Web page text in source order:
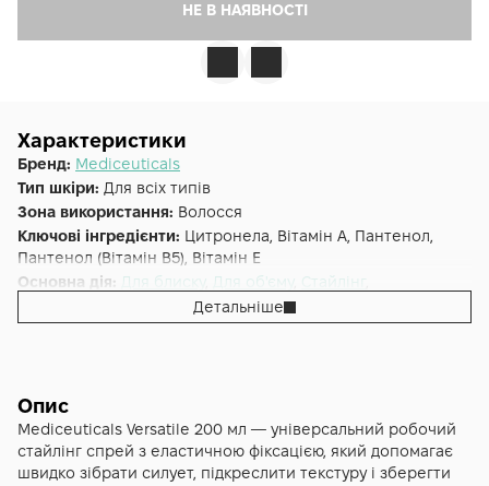
НЕ В НАЯВНОСТІ
Характеристики
Бренд: Mediceuticals
Тип шкіри: Для всіх типів
Зона використання: Волосся
Ключові інгредієнти: Цитронела, Вітамін А, Пантенол,
Пантенол (Вітамін B5), Вітамін E
Основна дія: Для блиску , Для об'єму , Стайлінг
Фіксація
Форма випуску:Мус
фіксації Versatile
Детальніше
Опис
Mediceuticals Versatile 200 мл — універсальний робочий
стайлінг спрей з еластичною фіксацією, який допомагає
швидко зібрати силует, підкреслити текстуру і зберегти